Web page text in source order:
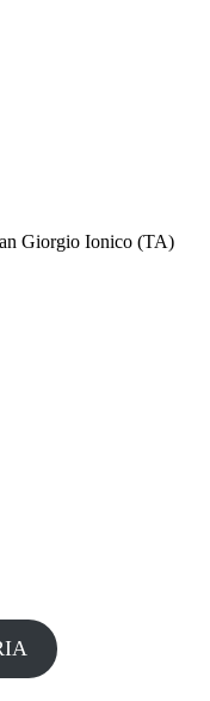
Giorgio Ionico (TA)